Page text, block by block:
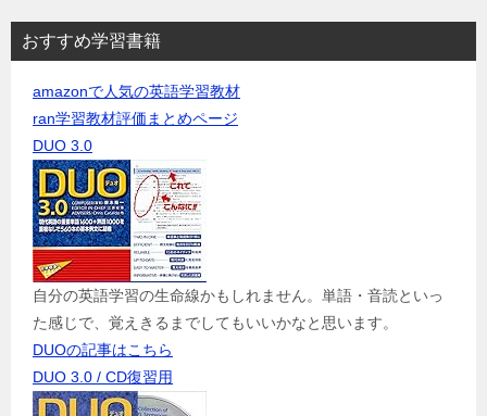
おすすめ学習書籍
amazonで人気の英語学習教材
ran学習教材評価まとめページ
DUO 3.0
自分の英語学習の生命線かもしれません。単語・音読といっ
た感じで、覚えきるまでしてもいいかなと思います。
DUOの記事はこちら
DUO 3.0 / CD復習用